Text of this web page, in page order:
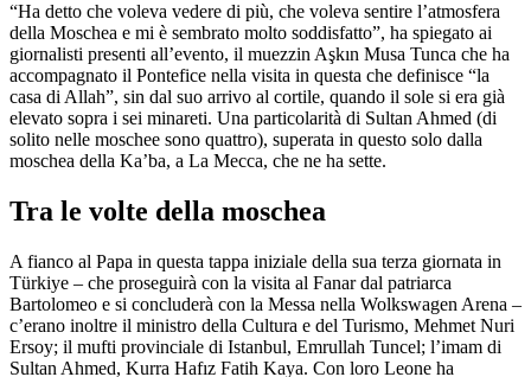
“Ha detto che voleva vedere di più, che voleva sentire l’atmosfera
della Moschea e mi è sembrato molto soddisfatto”, ha spiegato ai
giornalisti presenti all’evento, il muezzin Aşkın Musa Tunca che ha
accompagnato il Pontefice nella visita in questa che definisce “la
casa di Allah”, sin dal suo arrivo al cortile, quando il sole si era già
elevato sopra i sei minareti. Una particolarità di Sultan Ahmed (di
solito nelle moschee sono quattro), superata in questo solo dalla
moschea della Ka’ba, a La Mecca, che ne ha sette.
Tra le volte della moschea
A fianco al Papa in questa tappa iniziale della sua terza giornata in
Türkiye – che proseguirà con la visita al Fanar dal patriarca
Bartolomeo e si concluderà con la Messa nella Wolkswagen Arena –
c’erano inoltre il ministro della Cultura e del Turismo, Mehmet Nuri
Ersoy; il mufti provinciale di Istanbul, Emrullah Tuncel; l’imam di
Sultan Ahmed, Kurra Hafız Fatih Kaya. Con loro Leone ha